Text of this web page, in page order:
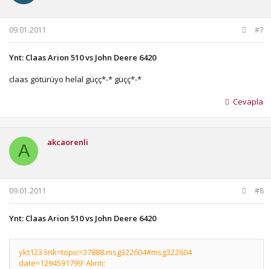
09.01.2011 #7
Ynt: Claas Arion 510 vs John Deere 6420
claas götürüyo helal güçç*-* güçç*-*
Cevapla
A akcaorenli
09.01.2011 #8
Ynt: Claas Arion 510 vs John Deere 6420
ykt123 link=topic=37888.msg322604#msg322604
date=1294591799' Alıntı: